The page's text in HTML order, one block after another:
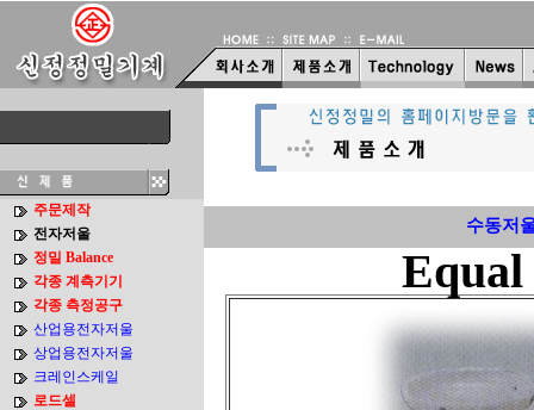
주문제작
전자저울
정밀 Balance
각종 계측기기
각종 측정공구
산업용전자저울
상업용전자저울
크레인스케일
로드셀
수동저
Equal